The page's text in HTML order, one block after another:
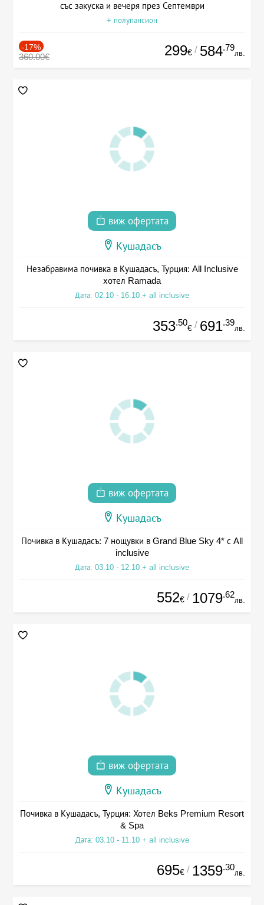
със закуска и вечеря през Септември
+ полупансион
-17%
360.00€ 299€ / 584.79
лв.
виж офертата
Кушадасъ
Незабравима почивка в Кушадасъ, Турция: All Inclusive
хотел Ramada
Дата: 02.10 - 16.10 + all inclusive
353.50
€ / 691.39
лв.
виж офертата
Кушадасъ
Почивка в Кушадасъ: 7 нощувки в Grand Blue Sky 4* с All
inclusive
Дата: 03.10 - 12.10 + all inclusive
552€ / 1079.62
лв.
виж офертата
Кушадасъ
Почивка в Кушадасъ, Турция: Хотел Beks Premium Resort
& Spa
Дата: 03.10 - 11.10 + all inclusive
695€ / 1359.30
лв.